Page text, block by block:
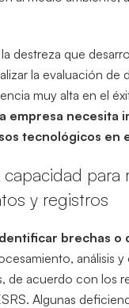
destreza que
la evaluación de
muy alta en el
empresa necesita
tecnológicos en
capacidad para
y registros
brechas o
análisis y
de acuerdo con los
Algunas